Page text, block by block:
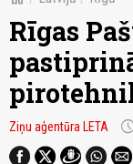
Rīgas
Ziņu aģentūra LETA